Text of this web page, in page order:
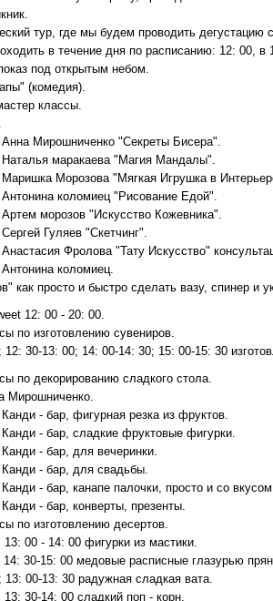
тур, где мы будем проводить
в течение дня по расписанию: 12: 00, в
под открытым небом.
(комедия).
классы.
Мирошниченко "Секреты Бисера".
маракаева "Магия Мандалы".
Морозова "Мягкая Игрушка в
коломиец "Рисование Едой".
морозов "Искусство Кожевника".
Гуляев "Скетчинг".
Фролова "Тату Искусство"
коломиец.
как просто и быстро сделать вазу, спинер и
12: 00 - 20: 00.
по изготовлению сувениров.
12: 30-13: 00; 14: 00-14: 30; 15: 00-15: 30
по декорированию сладкого стола.
Мирошниченко.
- бар, фигурная резка из фруктов.
- бар, сладкие фруктовые фигурки.
- бар, для вечеринки.
- бар, для свадьбы.
- бар, канапе палочки, просто и со вкусом.
- бар, конверты, презенты.
по изготовлению десертов.
13: 00 - 14: 00 фигурки из мастики.
14: 30-15: 00 медовые расписные глазурью
13: 00-13: 30 радужная сладкая вата.
13: 30-14: 00 сладкий поп - корн.